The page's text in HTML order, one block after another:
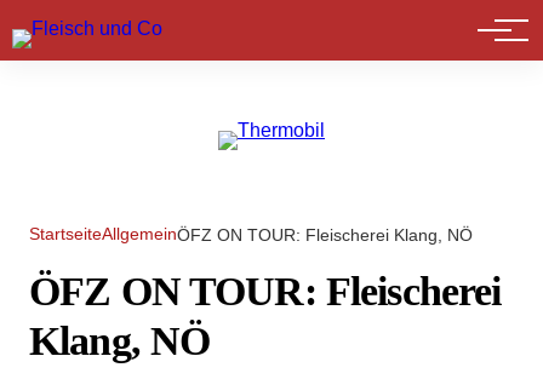
Marktführer
StartseiteAllgemeinÖFZ ON TOUR: Fleischerei Klang, NÖ
ÖFZ ON TOUR: Fleischerei
Klang, NÖ